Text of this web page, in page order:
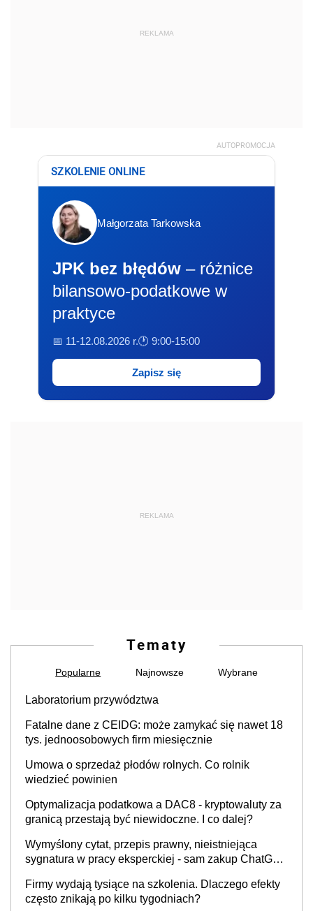
REKLAMA
AUTOPROMOCJA
SZKOLENIE ONLINE
Małgorzata Tarkowska
JPK bez błędów – różnice
bilansowo-podatkowe w
praktyce
📅 11-12.08.2026 r.🕐 9:00-15:00
Zapisz się
REKLAMA
Tematy
Popularne Najnowsze Wybrane
Laboratorium przywództwa
Fatalne dane z CEIDG: może zamykać się nawet 18
tys. jednoosobowych firm miesięcznie
Umowa o sprzedaż płodów rolnych. Co rolnik
wiedzieć powinien
Optymalizacja podatkowa a DAC8 - kryptowaluty za
granicą przestają być niewidoczne. I co dalej?
Wymyślony cytat, przepis prawny, nieistniejąca
sygnatura w pracy eksperckiej - sam zakup ChatGPT
Firmy wydają tysiące na szkolenia. Dlaczego efekty
często znikają po kilku tygodniach?